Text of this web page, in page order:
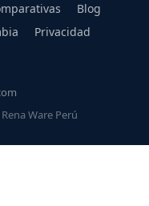
Blog
Privacidad
Ware Perú